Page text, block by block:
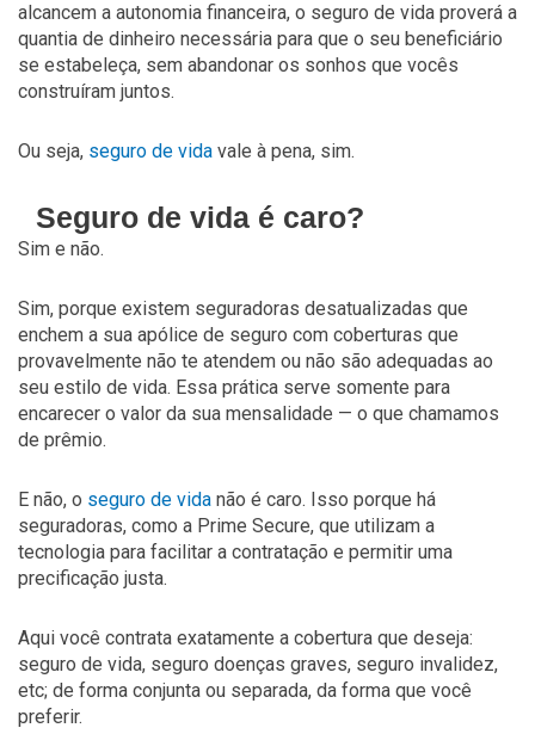
alcancem a autonomia financeira, o seguro de vida proverá a
quantia de dinheiro necessária para que o seu beneficiário
se estabeleça, sem abandonar os sonhos que vocês
construíram juntos.
Ou seja, seguro de vida vale à pena, sim.
Seguro de vida é caro?
Sim e não.
Sim, porque existem seguradoras desatualizadas que
enchem a sua apólice de seguro com coberturas que
provavelmente não te atendem ou não são adequadas ao
seu estilo de vida. Essa prática serve somente para
encarecer o valor da sua mensalidade — o que chamamos
de prêmio.
E não, o seguro de vida não é caro. Isso porque há
seguradoras, como a Prime Secure, que utilizam a
tecnologia para facilitar a contratação e permitir uma
precificação justa.
Aqui você contrata exatamente a cobertura que deseja:
seguro de vida, seguro doenças graves, seguro invalidez,
etc; de forma conjunta ou separada, da forma que você
preferir.